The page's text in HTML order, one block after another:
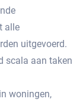
alle
uitgevoerd.​
scala aan taken
woningen,